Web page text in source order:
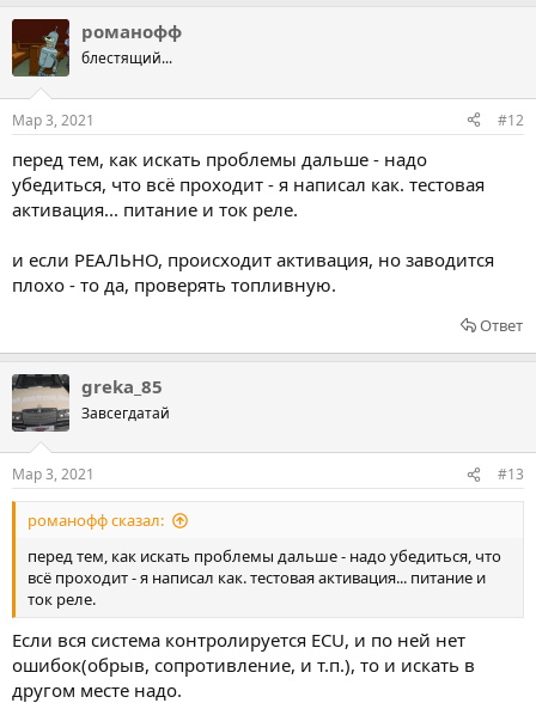
романофф
блестящий...
Мар 3, 2021 #12
перед тем, как искать проблемы дальше - надо
убедиться, что всё проходит - я написал как. тестовая
активация... питание и ток реле.
и если РЕАЛЬНО, происходит активация, но заводится
плохо - то да, проверять топливную.
Ответ
greka_85
Завсегдатай
Мар 3, 2021 #13
романофф сказал:
перед тем, как искать проблемы дальше - надо убедиться, что
всё проходит - я написал как. тестовая активация... питание и
ток реле.
Если вся система контролируется ECU, и по ней нет
ошибок(обрыв, сопротивление, и т.п.), то и искать в
другом месте надо.